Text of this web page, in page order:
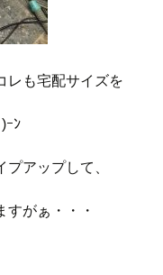
レも宅配サイズを
ｰﾝ
アップして、
がぁ・・・